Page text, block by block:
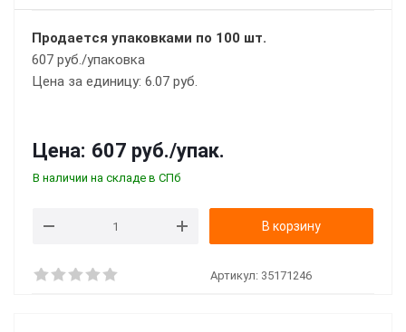
Продается упаковками по 100 шт.
607 руб./упаковка
Цена за единицу: 6.07 руб.
Цена: 607 руб./упак.
В наличии на складе в СПб
В корзину
Артикул: 35171246